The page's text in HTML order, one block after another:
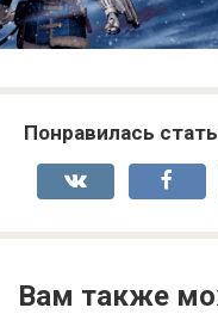
Понравилась
Вам также